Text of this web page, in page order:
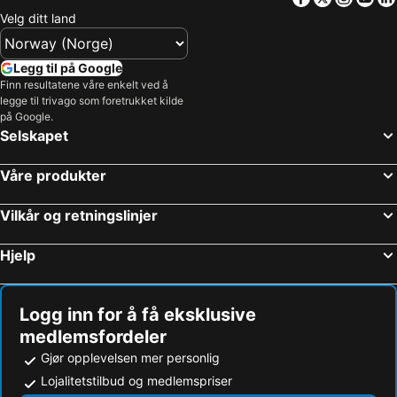
Riagor
Family Hotel Gallery
Bora Bora Hotel
Hotel Viand
Pomorie - All Inclusive
Continental Park Hotel
Bohemi Hote
Golden Sands, Varna Hotell
Nessebar, Burgas Hotell
Burgas, Burgas Hotell
Sveti Vlas, Burgas Hotell
Sozopol, Burgas Hotell
Velg ditt land
Legg til på Google
Finn resultatene våre enkelt ved å
legge til trivago som foretrukket kilde
på Google.
Selskapet
Våre produkter
Vilkår og retningslinjer
Hjelp
Logg inn for å få eksklusive
medlemsfordeler
Gjør opplevelsen mer personlig
Lojalitetstilbud og medlemspriser